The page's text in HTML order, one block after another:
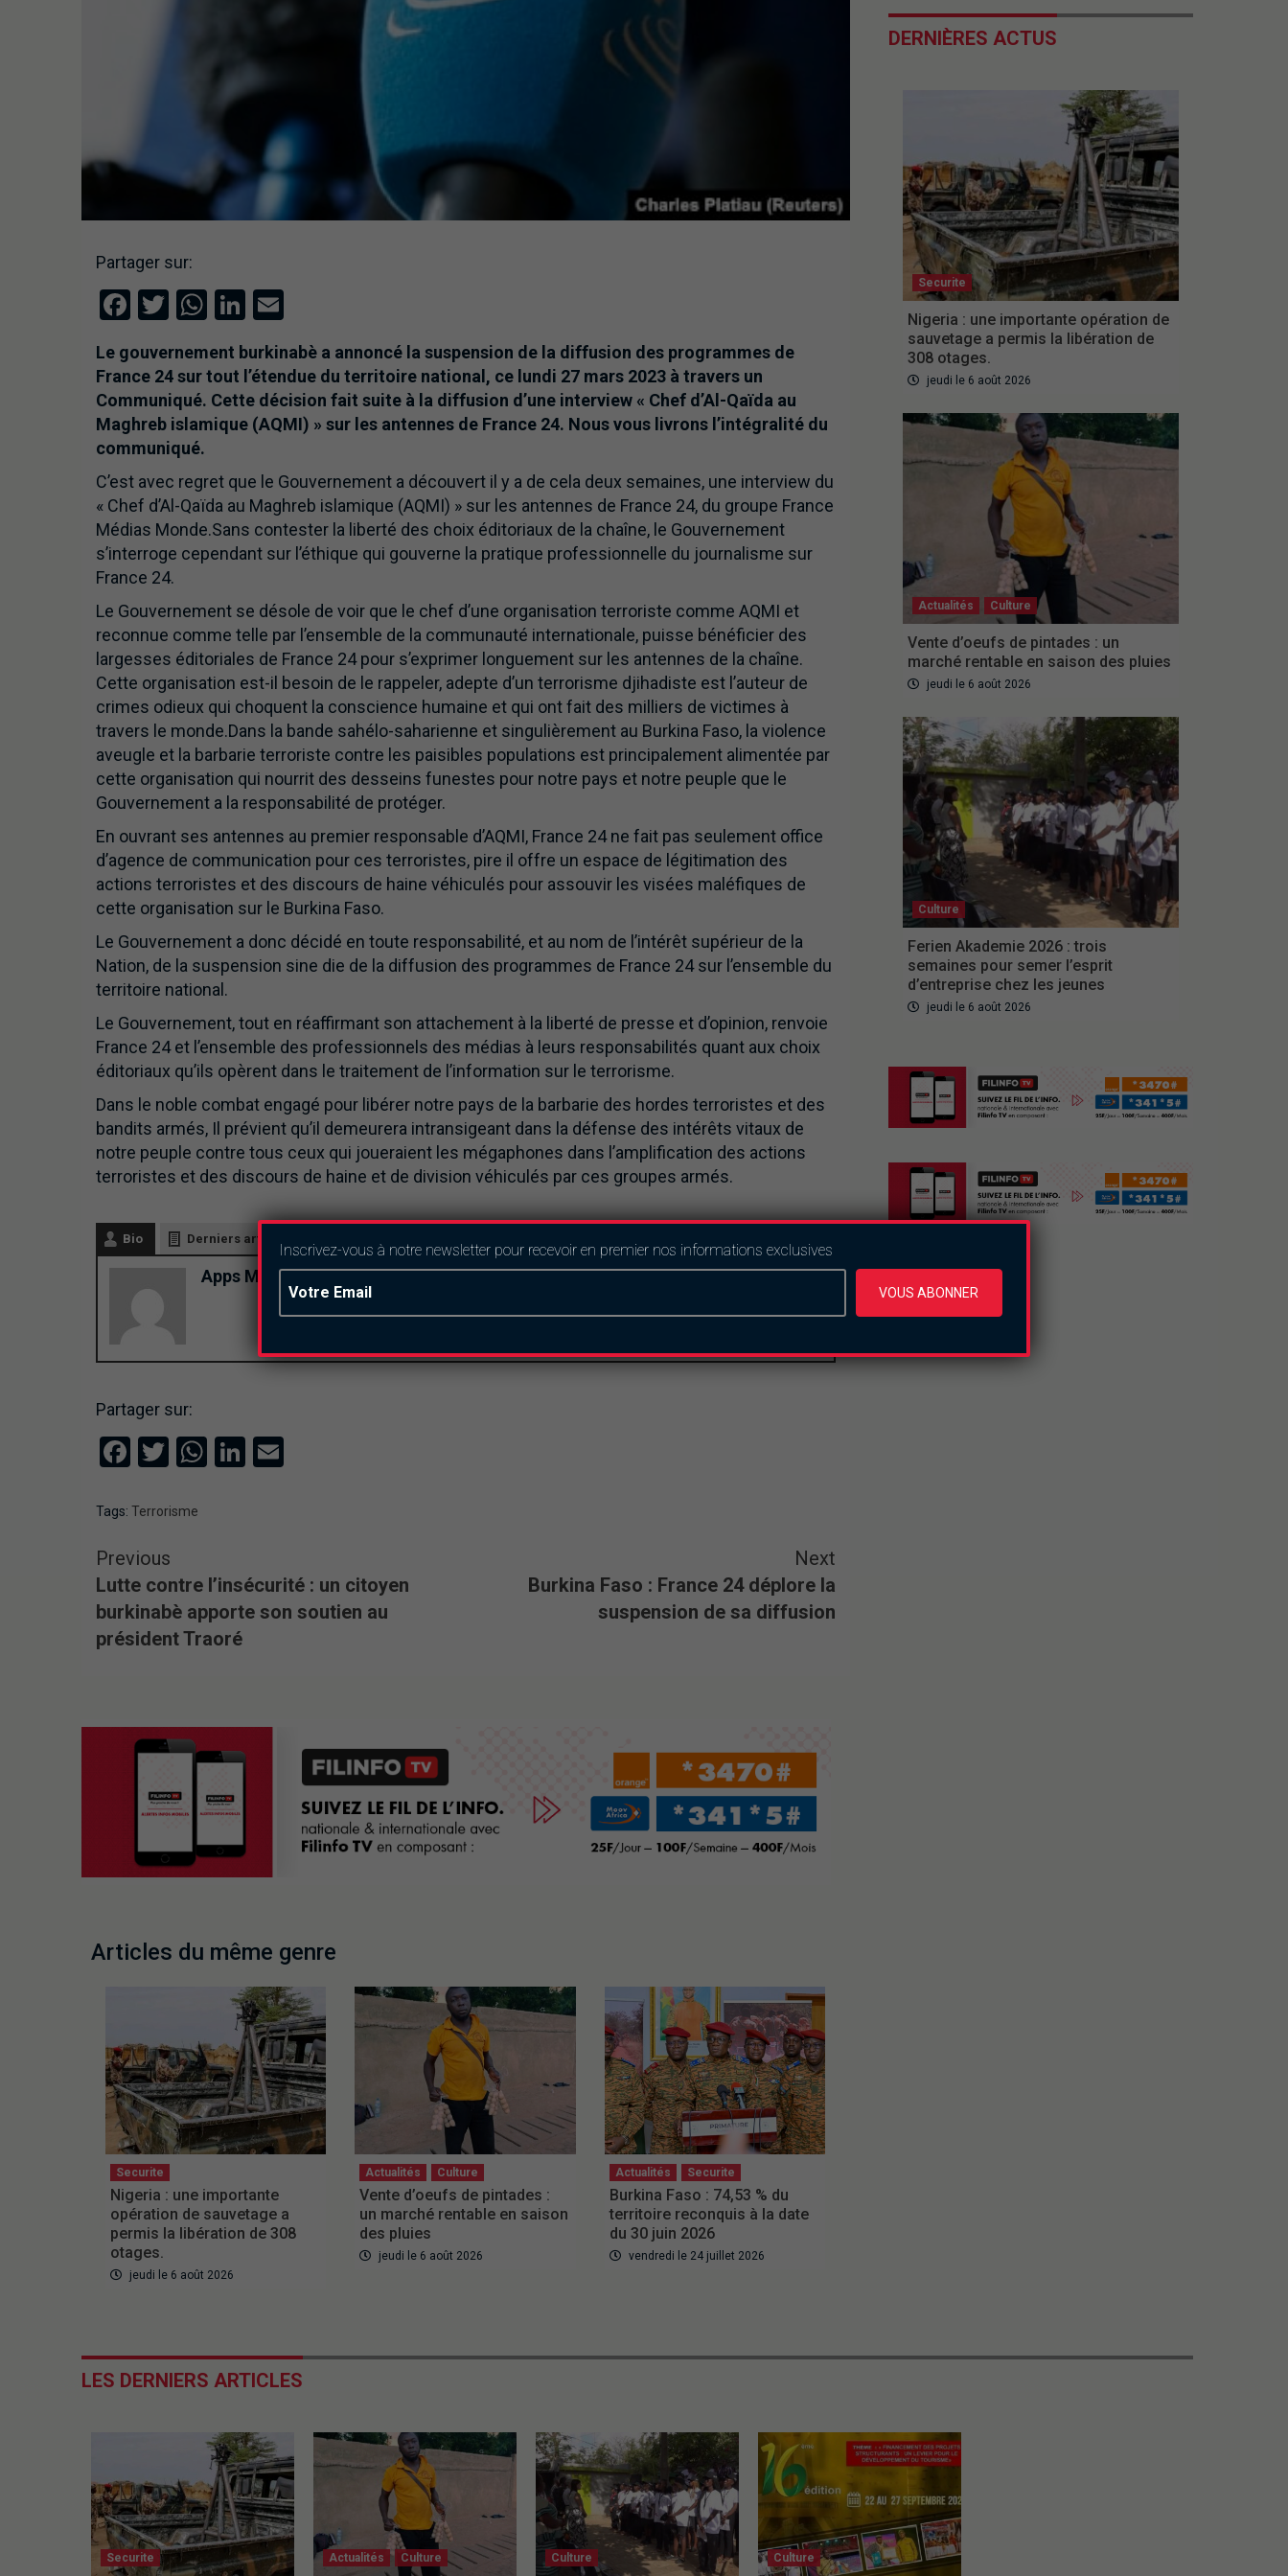
Partager sur:
Facebook
TwitterWhatsApp
LinkedIn
Le gouvernement burkinabè a annoncé la suspension de la diffusion des programmes de
France 24 sur tout l’étendue du territoire national, ce lundi 27 mars 2023 à travers un
Communiqué. Cette décision fait suite à la diffusion d’une interview « Chef d’Al-Qaïda au
Maghreb islamique (AQMI) » sur les antennes de France 24. Nous vous livrons l’intégralité du
communiqué.
C’est avec regret que le Gouvernement a découvert il y a de cela deux semaines, une interview du
« Chef d’Al-Qaïda au Maghreb islamique (AQMI) » sur les antennes de France 24, du groupe France
Médias Monde.Sans contester la liberté des choix éditoriaux de la chaîne, le Gouvernement
s’interroge cependant sur l’éthique qui gouverne la pratique professionnelle du journalisme sur
France 24.
Le Gouvernement se désole de voir que le chef d’une organisation terroriste comme AQMI et
reconnue comme telle par l’ensemble de la communauté internationale, puisse bénéficier des
largesses éditoriales de France 24 pour s’exprimer longuement sur les antennes de la chaîne.
Cette organisation est-il besoin de le rappeler, adepte d’un terrorisme djihadiste est l’auteur de
crimes odieux qui choquent la conscience humaine et qui ont fait des milliers de victimes à
travers le monde.Dans la bande sahélo-saharienne et singulièrement au Burkina Faso, la violence
aveugle et la barbarie terroriste contre les paisibles populations est principalement alimentée par
cette organisation qui nourrit des desseins funestes pour notre pays et notre peuple que le
Gouvernement a la responsabilité de protéger.
En ouvrant ses antennes au premier responsable d’AQMI, France 24 ne fait pas seulement office
d’agence de communication pour ces terroristes, pire il offre un espace de légitimation des
actions terroristes et des discours de haine véhiculés pour assouvir les visées maléfiques de
cette organisation sur le Burkina Faso.
Le Gouvernement a donc décidé en toute responsabilité, et au nom de l’intérêt supérieur de la
Nation, de la suspension sine die de la diffusion des programmes de France 24 sur l’ensemble du
territoire national.
Le Gouvernement, tout en réaffirmant son attachement à la liberté de presse et d’opinion, renvoie
France 24 et l’ensemble des professionnels des médias à leurs responsabilités quant aux choix
éditoriaux qu’ils opèrent dans le traitement de l’information sur le terrorisme.
Dans le noble combat engagé pour libérer notre pays de la barbarie des hordes terroristes et des
bandits armés, Il prévient qu’il demeurera intransigeant dans la défense des intérêts vitaux de
notre peuple contre tous ceux qui joueraient les mégaphones dans l’amplification des actions
terroristes et des discours de haine et de division véhiculés par ces groupes armés.
Bio Derniers articles
Apps Mobile
Partager sur:
Facebook
TwitterWhatsApp
LinkedIn
Tags: Terrorisme
Previous
Lutte contre l’insécurité : un citoyen
burkinabè apporte son soutien au
président Traoré
Next
Burkina Faso : France 24 déplore la
suspension de sa diffusion
Articles du même genre
Securite
Nigeria : une importante
opération de sauvetage a
permis la libération de 308
otages.
jeudi le 6 août 2026
Actualités Culture
Vente d’oeufs de pintades :
un marché rentable en saison
des pluies
jeudi le 6 août 2026
Actualités Securite
Burkina Faso : 74,53 % du
territoire reconquis à la date
du 30 juin 2026
vendredi le 24 juillet 2026
DERNIÈRES ACTUS
Securite
Nigeria : une importante opération de
sauvetage a permis la libération de
308 otages.
jeudi le 6 août 2026
Actualités Culture
Vente d’oeufs de pintades : un
marché rentable en saison des pluies
jeudi le 6 août 2026
Culture
Ferien Akademie 2026 : trois
semaines pour semer l’esprit
d’entreprise chez les jeunes
jeudi le 6 août 2026
LES DERNIERS ARTICLES
Securite Actualités Culture Culture Culture
Inscrivez-vous à notre newsletter pour recevoir en premier nos informations exclusives
VOUS ABONNER